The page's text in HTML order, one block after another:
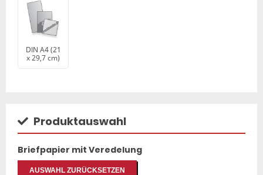
DIN A4 (21
x 29,7 cm)
Produktauswahl
Briefpapier mit Veredelung
AUSWAHL ZURÜCKSETZEN